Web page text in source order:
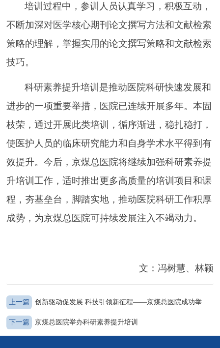
培训过程中，参训人员认真学习，积极互动，
不断加深对医学核心期刊论文撰写方法和文献检索
策略的理解，掌握实用的论文撰写策略和文献检索
技巧。
科研素养提升培训是推动医院科研快速发展和
进步的一项重要举措，医院已连续开展多年。本固
枝荣，通过开展此类培训，循序渐进，稳扎稳打，
使医护人员的临床研究能力和自身学术水平得到有
效提升。今后，京煤总医院将继续加强科研素养提
升培训工作，适时推出更多高质量的培训项目和课
程，夯基垒台，脚踏实地，推动医院科研工作积厚
成势，为京煤总医院可持续发展注入不竭动力。
文：冯树慧、林颖
上一篇 创新驱动促发展 科技引领新征程——京煤总医院成功举办第十二届·2024学术年会
下一篇 京煤总医院举办科研素养提升培训